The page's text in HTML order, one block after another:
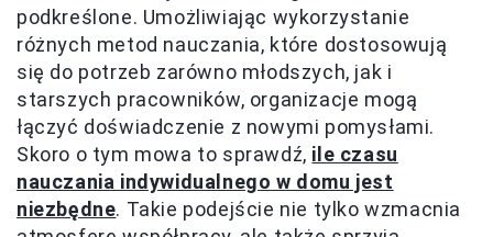
podkreślone. Umożliwiając wykorzystanie
różnych metod nauczania, które dostosowują
się do potrzeb zarówno młodszych, jak i
starszych pracowników, organizacje mogą
łączyć doświadczenie z nowymi pomysłami.
Skoro o tym mowa to sprawdź, ile czasu
nauczania indywidualnego w domu jest
niezbędne. Takie podejście nie tylko wzmacnia